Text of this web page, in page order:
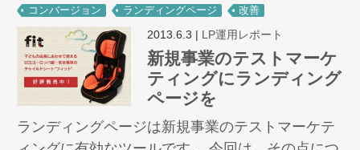
コンバージョン ランディングページ 改善
2013.6.3 | LP運用レポート
新規事業のテストマーケ
ティングにランディング
ページを
ランディングページは新規事業のテストマーケテ